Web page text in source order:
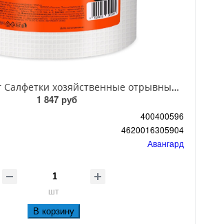
House Lux Super Салфетки хозяйственные отрывные универсальные в рулоне 200 шт
1 847 руб
400400596
4620016305904
Авангард
шт
В корзину